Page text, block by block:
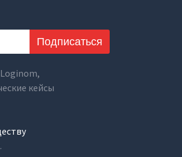
Подписаться
кейсы